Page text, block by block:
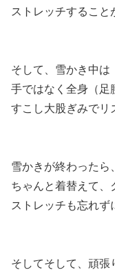
ストレッチすること
そして、雪かき中は
手ではなく全身（足
すこし大股ぎみでリ
雪かきが終わったら
ちゃんと着替えて、
ストレッチも忘れず
そしてそして、頑張